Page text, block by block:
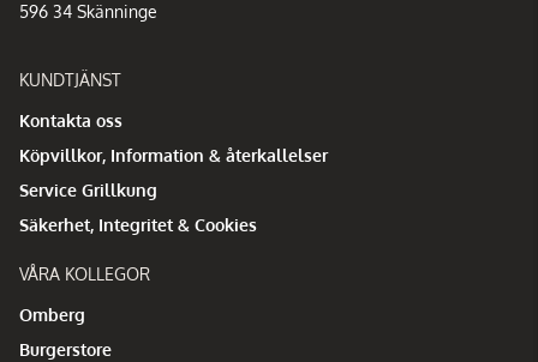
596 34 Skänninge
KUNDTJÄNST
Kontakta oss
Köpvillkor, Information & återkallelser
Service Grillkung
Säkerhet, Integritet & Cookies
VÅRA KOLLEGOR
Omberg
Burgerstore